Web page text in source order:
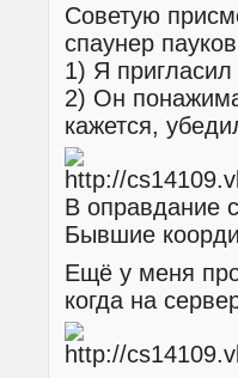
Советую
спаунер
1) Я
2) Он
кажется,
В оправдание
Бывшие
Ещё у меня
когда на